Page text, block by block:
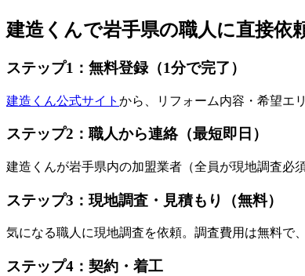
建造くんで岩手県の職人に直接依
ステップ1：無料登録（1分で完了）
建造くん公式サイト から、リフォーム内容・希望エ
ステップ2：職人から連絡（最短即日）
建造くんが岩手県内の加盟業者（全員が現地調査必
ステップ3：現地調査・見積もり（無料）
気になる職人に現地調査を依頼。調査費用は無料で
ステップ4：契約・着工